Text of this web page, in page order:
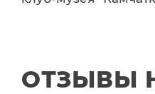
ОТЗЫВЫ